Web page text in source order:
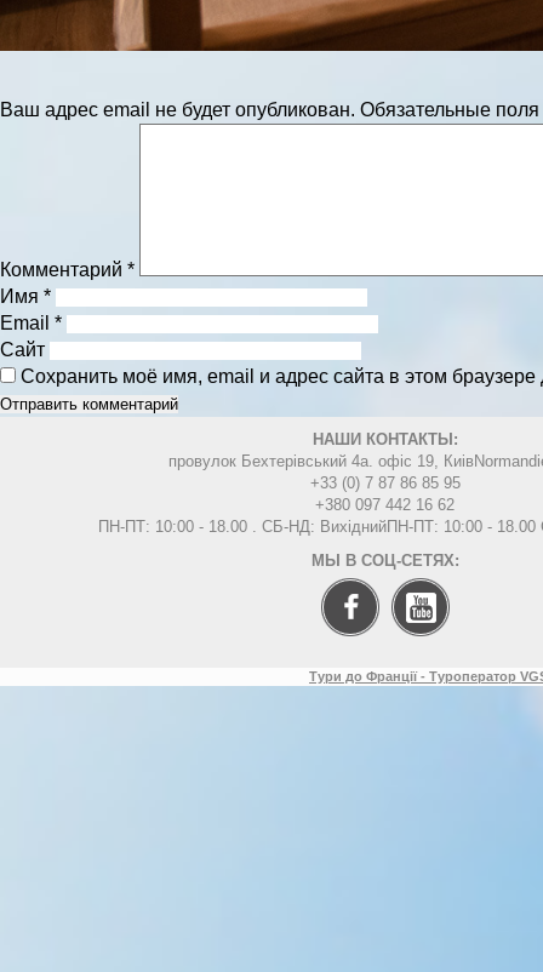
Ваш адрес email не будет опубликован. Обязательные
Комментарий *
Имя *
Email *
Сайт
Сохранить моё имя, email и адрес сайта в этом
НАШИ КОНТАКТЫ:
провулок Бехтерівський 4а. офіс 19, Киів
+33 (0) 7 87 86 85 95
+380 097 442 16 62
ПН-ПТ: 10:00 - 18.00 . СБ-НД: ВихіднийПН-ПТ: 10:00 -
МЫ В СОЦ-СЕТЯХ:
Тури до Франції - Туроператор